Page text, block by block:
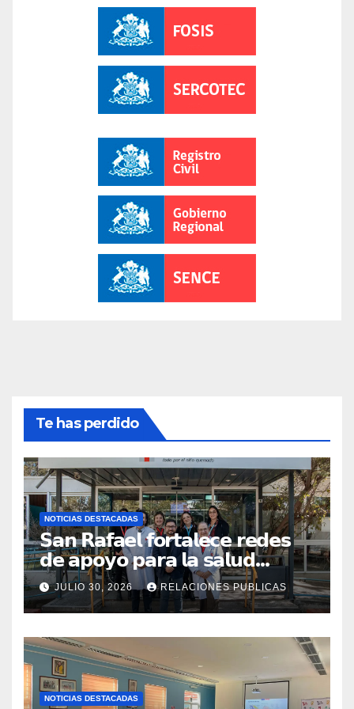
Te has perdido
NOTICIAS DESTACADAS
𝗦𝗮𝗻 𝗥𝗮𝗳𝗮𝗲𝗹 𝗳𝗼𝗿𝘁𝗮𝗹𝗲𝗰𝗲 𝗿𝗲𝗱𝗲𝘀
𝗱𝗲 𝗮𝗽𝗼𝘆𝗼 𝗽𝗮𝗿𝗮 𝗹𝗮 𝘀𝗮𝗹𝘂𝗱
𝗶𝗻𝗳𝗮𝗻𝘁𝗶𝗹 𝗰𝗼𝗻 𝘃𝗶𝘀𝗶𝘁𝗮 𝗮
𝗖𝗢𝗔𝗡𝗜𝗤𝗨𝗘𝗠
JULIO 30, 2026 RELACIONES PUBLICAS
NOTICIAS DESTACADAS